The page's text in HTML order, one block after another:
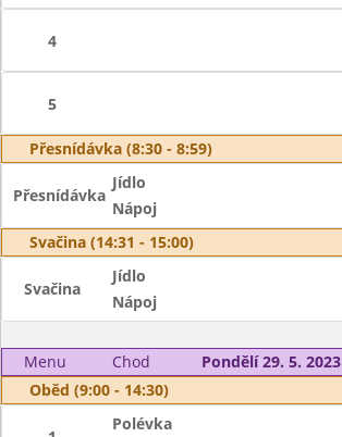
4
5
Přesnídávka (8:30 - 8:59)
Přesnídávka
Jídlo
Nápoj
Svačina (14:31 - 15:00)
Svačina
Jídlo
Nápoj
Menu Chod
Pondělí 29. 5. 2023
Oběd (9:00 - 14:30)
Polévka